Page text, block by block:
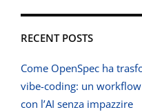
RECENT POSTS
Come OpenSpec ha
vibe-coding: un
con l’AI senza impazzire